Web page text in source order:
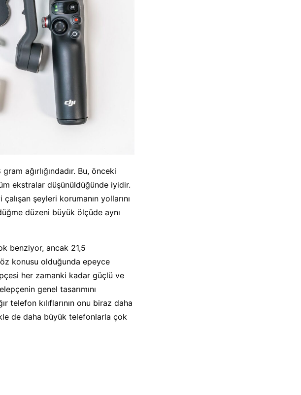
ağırlığındadır. Bu, önceki
ekstralar düşünüldüğünde iyidir.
şeyleri korumanın yollarını
düzeni büyük ölçüde aynı
benziyor, ancak 21,5
konusu olduğunda epeyce
her zamanki kadar güçlü ve
genel tasarımını
telefon kılıflarının onu biraz daha
de daha büyük telefonlarla çok